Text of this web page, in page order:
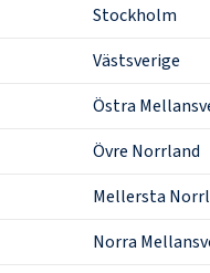
Stockholm
Västsverige
Östra
Övre Norrland
Mellersta
Norra